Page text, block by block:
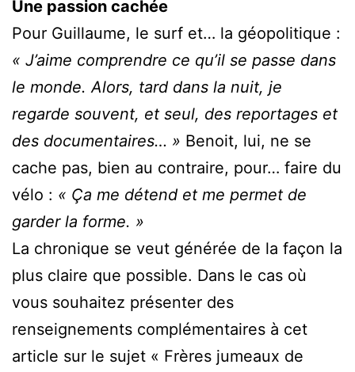
Une passion cachée
Pour Guillaume, le surf et… la géopolitique :
« J’aime comprendre ce qu’il se passe dans
le monde. Alors, tard dans la nuit, je
regarde souvent, et seul, des reportages et
des documentaires… » Benoit, lui, ne se
cache pas, bien au contraire, pour… faire du
vélo : « Ça me détend et me permet de
garder la forme. »
La chronique se veut générée de la façon la
plus claire que possible. Dans le cas où
vous souhaitez présenter des
renseignements complémentaires à cet
article sur le sujet « Frères jumeaux de